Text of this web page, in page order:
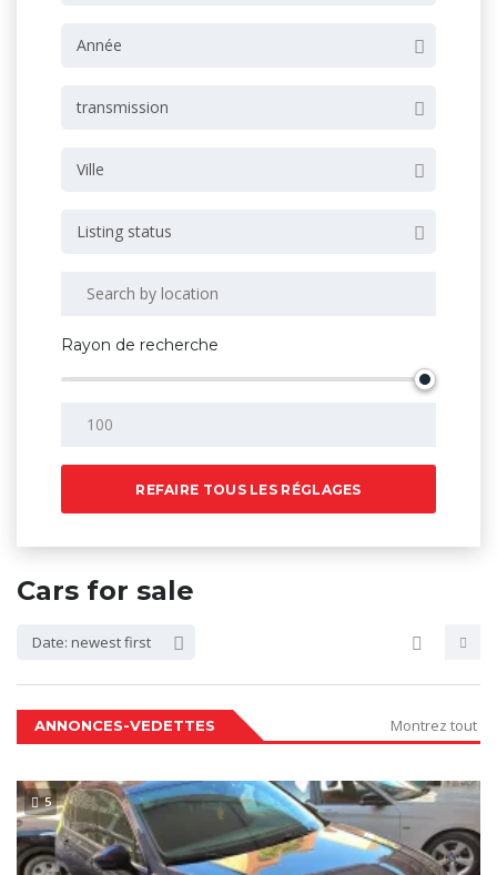
Année
transmission
Ville
Listing status
Rayon de recherche
REFAIRE TOUS LES RÉGLAGES
Cars for sale
Date: newest first
ANNONCES-VEDETTES Montrez tout
5 SPECIAL